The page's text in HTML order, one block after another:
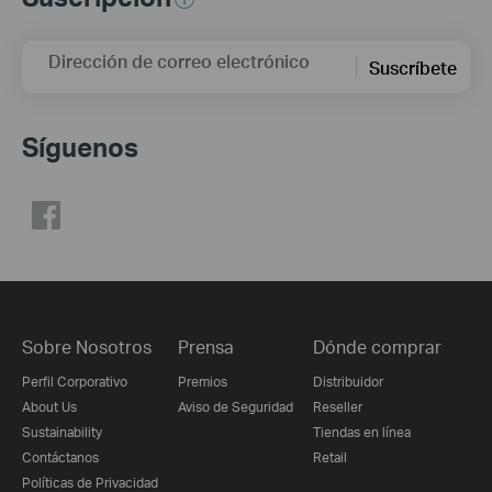
Dirección de correo electrónico Suscríbete
Síguenos
Sobre Nosotros
Perfil Corporativo
About Us
Sustainability
Contáctanos
Políticas de Privacidad
Prensa
Premios
Aviso de Seguridad
Dónde comprar
Distribuidor
Reseller
Tiendas en línea
Retail